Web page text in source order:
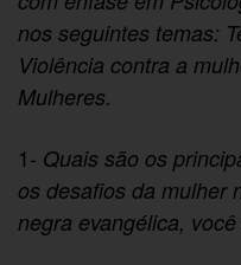
nos seguintes temas:
Violência contra a
Mulheres.
1- Quais são os
os desafios da mulher
negra evangélica,